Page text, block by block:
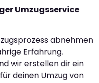
Umzugsservice
abnehmen
Erfahrung.
wir erstellen dir ein
deinen Umzug von